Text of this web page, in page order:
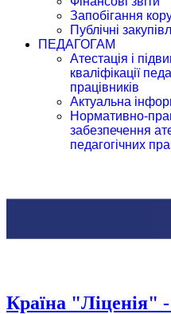
Запобігання
Публічні
ПЕДАГОГАМ
Атестація і
кваліфікації
працівників
Актуальна
Нормативно-
забезпечення
педагогічних
Країна "Ліценія"